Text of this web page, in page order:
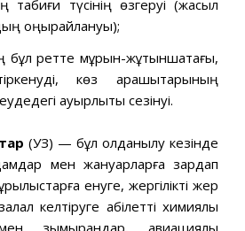
табиғи түсінің өзгеруі (жасыл
қоңырқайлануы);
ретте мұрын-жұтқыншақтағы,
көз қарашықтарының
ауырлықты сезінуі.
(УЗ) — бұл қолданылу кезінде
мен жануарларға зардап
енуге, жергілікті жер
келтіруге қабілетті химиялық
зымырандар, авиациялық